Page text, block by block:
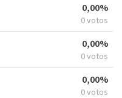
0,00%
0 votos
0,00%
0 votos
0,00%
0 votos